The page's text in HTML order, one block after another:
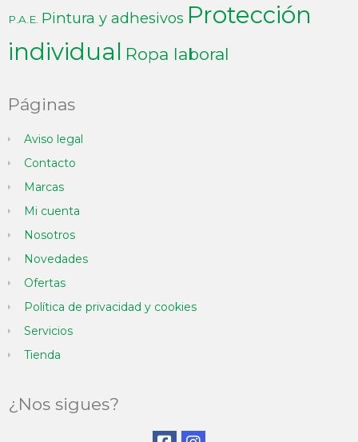
P.A.E. Pintura y adhesivos Protección
individual Ropa laboral
Páginas
Aviso legal
Contacto
Marcas
Mi cuenta
Nosotros
Novedades
Ofertas
Política de privacidad y cookies
Servicios
Tienda
¿Nos sigues?